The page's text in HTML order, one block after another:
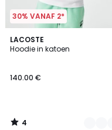
30% VANAF 2*
LACOSTE
Hoodie in katoen
140.00 €
4
/
6
Kleuren
4
/